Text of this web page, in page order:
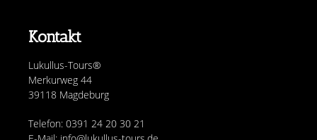
Kontakt
Lukullus-Tours®
Merkurweg 44
39118 Magdeburg
Telefon: 0391 24 20 30 21